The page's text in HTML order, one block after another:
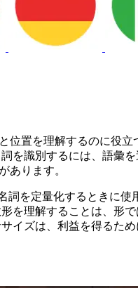
位置を理解するのに役
を識別するには、語彙
あります。
詞を定量化するときに
を理解することは、形
イズは、利益を得るため